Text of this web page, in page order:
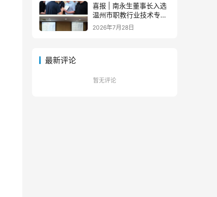
喜报 | 南永生董事长入选
温州市职教行业技术专家
库！
2026年7月28日
最新评论
暂无评论